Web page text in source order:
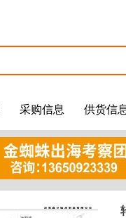
采购信息 供货信